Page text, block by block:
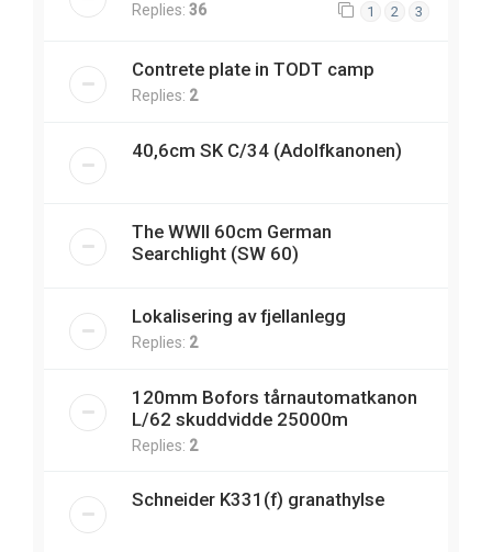
Replies: 36 1 2 3
Contrete plate in TODT camp
Replies: 2
40,6cm SK C/34 (Adolfkanonen)
The WWII 60cm German
Searchlight (SW 60)
Lokalisering av fjellanlegg
Replies: 2
120mm Bofors tårnautomatkanon
L/62 skuddvidde 25000m
Replies: 2
Schneider K331(f) granathylse